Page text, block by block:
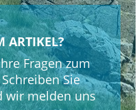
Kontrolle und Effizienz.
IsoStrut, UDH,
ARTIKEL?
Fragen zum
Sie
wir melden uns